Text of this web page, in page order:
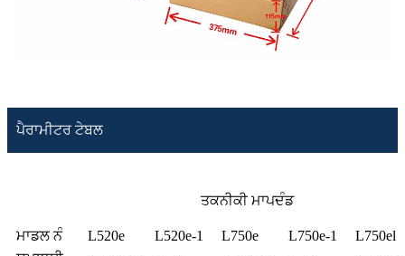
ਪੈਰਾਮੀਟਰ ਟੇਬਲ
ਤਕਨੀਕੀ ਮਾਪਦੰਡ
ਮਾਡਲ ਨੰ L520e L520e-1 L750e L750e-1
L750el